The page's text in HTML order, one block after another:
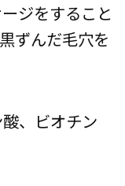
ジをすること
ずんだ毛穴を
、ビオチン